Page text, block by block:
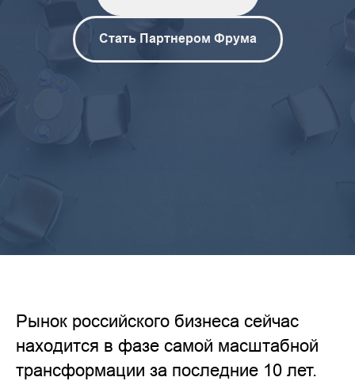
Стать Партнером Фрума
Рынок российского бизнеса сейчас
находится в фазе самой масштабной
трансформации за последние 10 лет.